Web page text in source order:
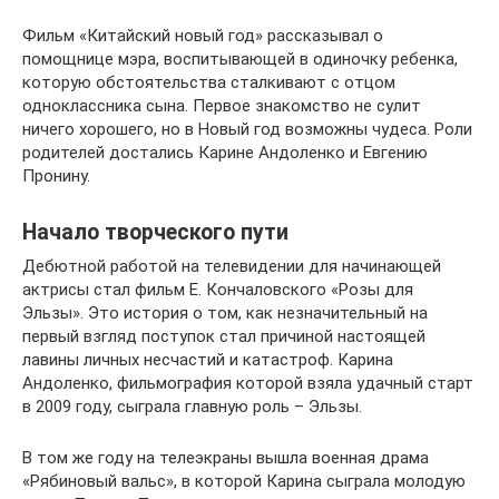
Фильм «Китайский новый год» рассказывал о
помощнице мэра, воспитывающей в одиночку ребенка,
которую обстоятельства сталкивают с отцом
одноклассника сына. Первое знакомство не сулит
ничего хорошего, но в Новый год возможны чудеса. Роли
родителей достались Карине Андоленко и Евгению
Пронину.
Начало творческого пути
Дебютной работой на телевидении для начинающей
актрисы стал фильм Е. Кончаловского «Розы для
Эльзы». Это история о том, как незначительный на
первый взгляд поступок стал причиной настоящей
лавины личных несчастий и катастроф. Карина
Андоленко, фильмография которой взяла удачный старт
в 2009 году, сыграла главную роль – Эльзы.
В том же году на телеэкраны вышла военная драма
«Рябиновый вальс», в которой Карина сыграла молодую